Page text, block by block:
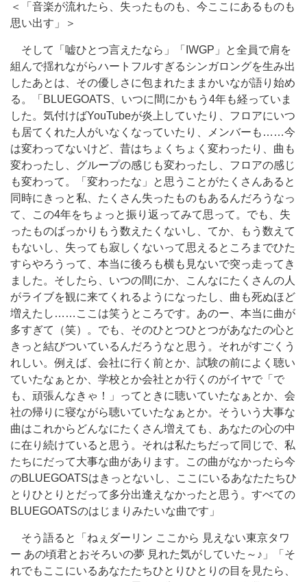
＜「音楽が流れたら、失ったものも、今ここにあるものも
思い出す」＞
そして「嘘ひとつ言えたなら」「IWGP」と全員で肩を
組んで揺れながらハートフルすぎるシンガロングを生み出
したあとは、その優しさに包まれたままかいなが語り始め
る。「BLUEGOATS、いつに間にかもう4年も経っていま
した。気付けばYouTubeが炎上していたり、フロアにいつ
も居てくれた人がいなくなっていたり、メンバーも……今
は変わってないけど、昔はちょくちょく変わったり、曲も
変わったし、グループの感じも変わったし、フロアの感じ
も変わって。「変わったな」と思うことがたくさんあると
同時にきっと私、たくさん失ったものもあるんだろうなっ
て、この4年をちょっと振り返ってみて思って。でも、失
ったものばっかりもう数えたくないし、てか、もう数えて
もないし、失っても寂しくないって思えるところまでひた
すらやろうって、本当に後ろも横も見ないで突っ走ってき
ました。そしたら、いつの間にか、こんなにたくさんの人
がライブを観に来てくれるようになったし、曲も死ぬほど
増えたし……ここは笑うところです。あのー、本当に曲が
多すぎて（笑）。でも、そのひとつひとつがあなたの心と
きっと結びついているんだろうなと思う。それがすごくう
れしい。例えば、会社に行く前とか、試験の前によく聴い
ていたなぁとか、学校とか会社とか行くのがイヤで「で
も、頑張んなきゃ！」ってときに聴いていたなぁとか、会
社の帰りに寝ながら聴いていたなぁとか。そういう大事な
曲はこれからどんなにたくさん増えても、あなたの心の中
に在り続けていると思う。それは私たちだって同じで、私
たちにだって大事な曲があります。この曲がなかったら今
のBLUEGOATSはきっとないし、ここにいるあなたたちひ
とりひとりとだって多分出逢えなかったと思う。すべての
BLUEGOATSのはじまりみたいな曲です」
そう語ると「ねぇダーリン ここから 見えない東京タワ
ー あの頃君とおそろいの夢 見れた気がしていた～♪」「そ
れでもここにいるあなたたちひとりひとりの目を見たら、